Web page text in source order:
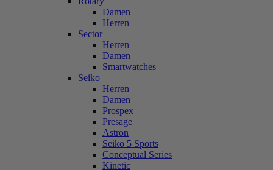
Damen
Herren
Sector
Herren
Damen
Smartwatches
Seiko
Herren
Damen
Prospex
Presage
Astron
Seiko 5 Sports
Conceptual Series
Kinetic